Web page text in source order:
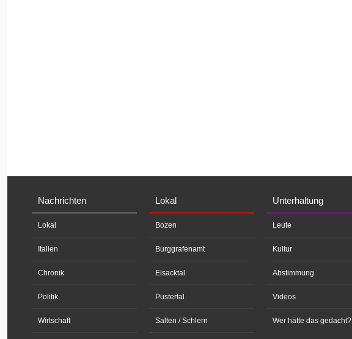
Nachrichten
Lokal
Italien
Chronik
Politik
Wirtschaft
Lokal
Bozen
Burggrafenamt
Eisacktal
Pustertal
Salten / Schlern
Unterhaltung
Leute
Kultur
Abstimmung
Videos
Wer hätte das gedacht?